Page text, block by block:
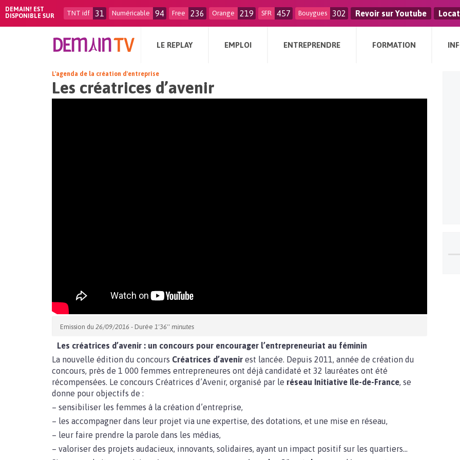
DEMAIN! EST
DISPONIBLE SUR
TNT idf 31 Numéricable 94 Free 236 Orange 219 SFR 457 Bouygues 302 Revoir sur Youtube
LE REPLAY EMPLOI ENTREPRENDRE FORMATION
L'agenda de la création d'entreprise
Les créatrices d’avenir
Emission du 26/09/2016 - Durée 1'36'' minutes
Les créatrices d’avenir : un concours pour encourager l’entrepreneuriat au féminin
La nouvelle édition du concours Créatrices d’avenir est lancée. Depuis 2011, année de création du
concours, près de 1 000 femmes entrepreneures ont déjà candidaté et 32 lauréates ont été
récompensées. Le concours Créatrices d’Avenir, organisé par le réseau Initiative Ile-de-France, se
donne pour objectifs de :
– sensibiliser les femmes à la création d’entreprise,
– les accompagner dans leur projet via une expertise, des dotations, et une mise en réseau,
– leur faire prendre la parole dans les médias,
– valoriser des projets audacieux, innovants, solidaires, ayant un impact positif sur les quartiers…